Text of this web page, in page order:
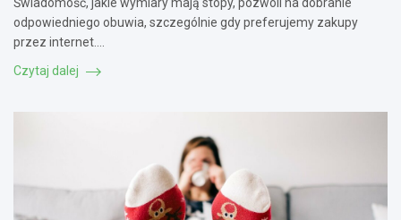
Świadomość, jakie wymiary mają stopy, pozwoli na dobranie
odpowiedniego obuwia, szczególnie gdy preferujemy zakupy
przez internet.…
Czytaj dalej